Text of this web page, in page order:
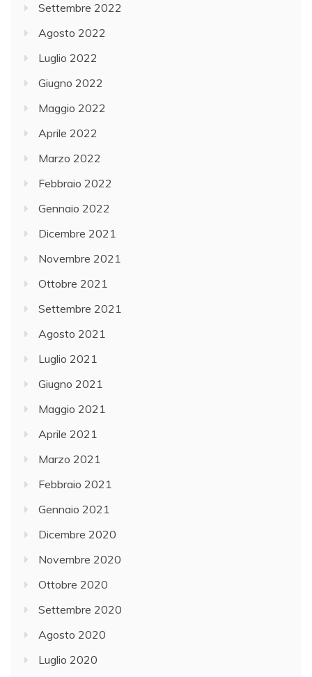
Settembre 2022
Agosto 2022
Luglio 2022
Giugno 2022
Maggio 2022
Aprile 2022
Marzo 2022
Febbraio 2022
Gennaio 2022
Dicembre 2021
Novembre 2021
Ottobre 2021
Settembre 2021
Agosto 2021
Luglio 2021
Giugno 2021
Maggio 2021
Aprile 2021
Marzo 2021
Febbraio 2021
Gennaio 2021
Dicembre 2020
Novembre 2020
Ottobre 2020
Settembre 2020
Agosto 2020
Luglio 2020